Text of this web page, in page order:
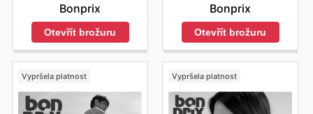
Bonprix
Otevřít brožuru
Bonprix
Otevřít brožuru
Vypršela platnost Vypršela platnost